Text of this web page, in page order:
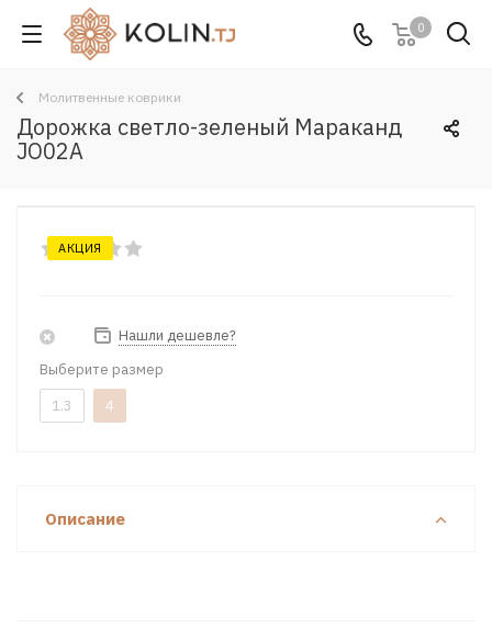
0
Молитвенные коврики
Дорожка светло-зеленый Мараканд
JO02A
АКЦИЯ
Нашли дешевле?
Выберите размер
1.3
4
Описание